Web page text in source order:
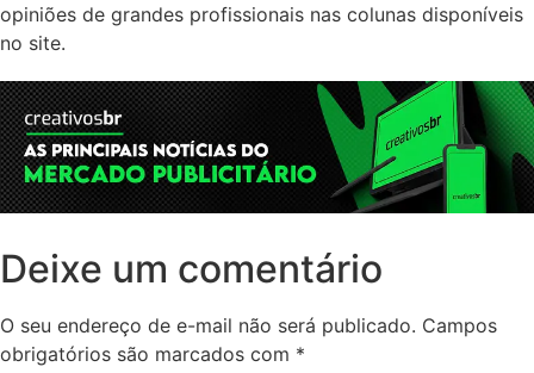
opiniões de grandes profissionais nas colunas disponíveis
no site.
Deixe um comentário
O seu endereço de e-mail não será publicado. Campos
obrigatórios são marcados com *